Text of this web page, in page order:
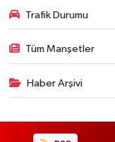
Trafik Durumu
Tüm Manşetler
Haber Arşivi